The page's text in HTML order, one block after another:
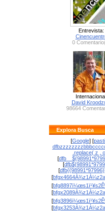
Entrevista:
0
David
98664
Explora Busca
[Google] [
.replace( z ,
[
[
[
[
[
[
[
[